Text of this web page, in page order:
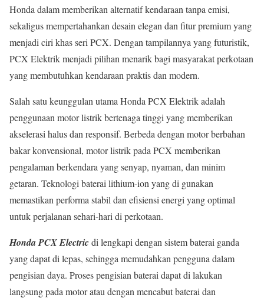
Honda dalam memberikan alternatif kendaraan tanpa emisi,
sekaligus mempertahankan desain elegan dan fitur premium yang
menjadi ciri khas seri PCX. Dengan tampilannya yang futuristik,
PCX Elektrik menjadi pilihan menarik bagi masyarakat perkotaan
yang membutuhkan kendaraan praktis dan modern.
Salah satu keunggulan utama Honda PCX Elektrik adalah
penggunaan motor listrik bertenaga tinggi yang memberikan
akselerasi halus dan responsif. Berbeda dengan motor berbahan
bakar konvensional, motor listrik pada PCX memberikan
pengalaman berkendara yang senyap, nyaman, dan minim
getaran. Teknologi baterai lithium-ion yang di gunakan
memastikan performa stabil dan efisiensi energi yang optimal
untuk perjalanan sehari-hari di perkotaan.
Honda PCX Electricdi lengkapi dengan sistem baterai ganda
yang dapat di lepas, sehingga memudahkan pengguna dalam
pengisian daya. Proses pengisian baterai dapat di lakukan
langsung pada motor atau dengan mencabut baterai dan